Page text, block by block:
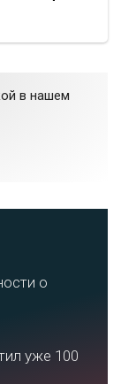
в нашем
о
уже 100